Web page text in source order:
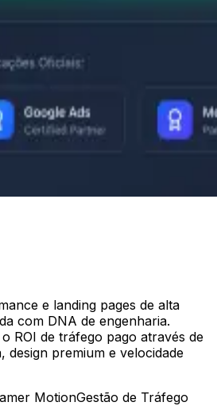
e landing pages de alta
com DNA de engenharia.
ROI de tráfego pago através de
premium e velocidade
MotionGestão de Tráfego